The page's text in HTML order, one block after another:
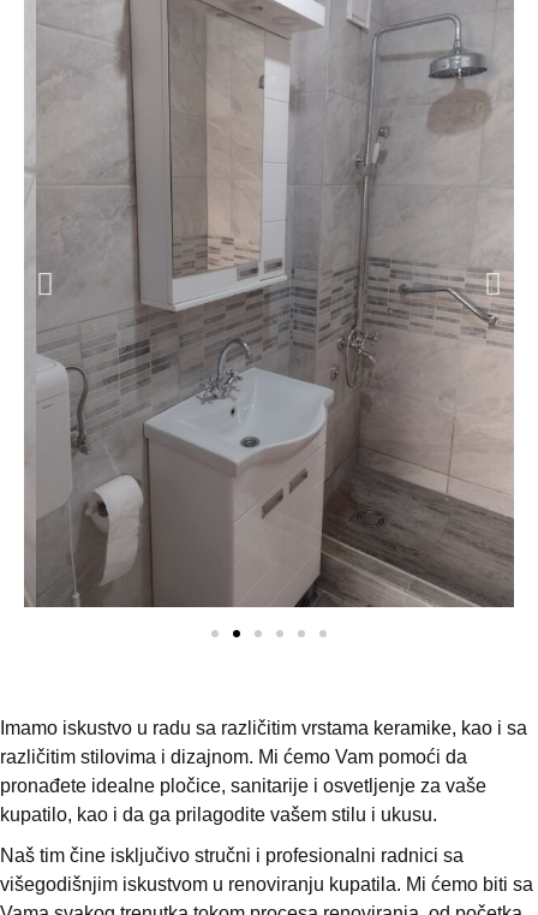
Imamo iskustvo u radu sa različitim vrstama keramike, kao i sa
različitim stilovima i dizajnom. Mi ćemo Vam pomoći da
pronađete idealne pločice, sanitarije i osvetljenje za vaše
kupatilo, kao i da ga prilagodite vašem stilu i ukusu.
Naš tim čine isključivo stručni i profesionalni radnici sa
višegodišnjim iskustvom u renoviranju kupatila. Mi ćemo biti sa